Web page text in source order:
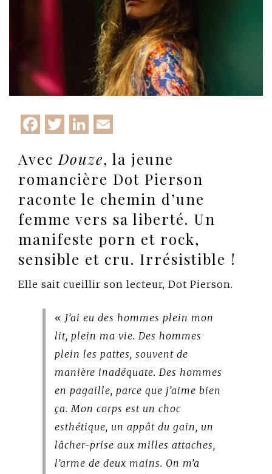
Facebook
Twitter
LinkedIn
Avec Douze, la jeune
romancière Dot Pierson
raconte le chemin d’une
femme vers sa liberté. Un
manifeste porn et rock,
sensible et cru. Irrésistible !
Elle sait cueillir son lecteur, Dot Pierson.
« J’ai eu des hommes plein mon
lit, plein ma vie. Des hommes
plein les pattes, souvent de
manière inadéquate. Des hommes
en pagaille, parce que j’aime bien
ça. Mon corps est un choc
esthétique, un appât du gain, un
lâcher-prise aux milles attaches,
l’arme de deux mains. On m’a